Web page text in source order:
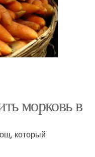
морковь в
который